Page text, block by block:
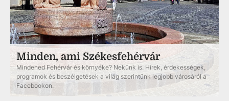
Minden, ami Székesfehérvár
Mindened Fehérvár és környéke? Nekünk is. Hírek, érdekességek,
programok és beszélgetések a világ szerintünk legjobb városáról a
Facebookon.